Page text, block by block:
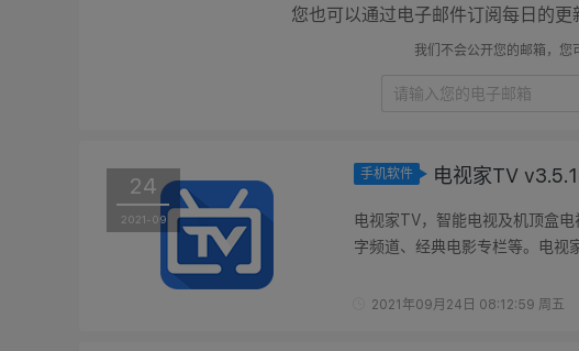
您也可以通过电子邮件订阅每日的
我们不会公开您的邮箱，您
24
2021-09
手机软件 电视家TV
电视家TV，智能电视及机顶盒
字频道、经典电影专栏等。电视
2021年09月24日 08:12:59 周五